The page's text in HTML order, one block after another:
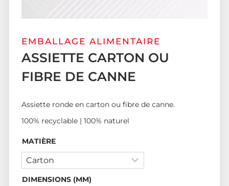
EMBALLAGE ALIMENTAIRE
ASSIETTE CARTON OU
FIBRE DE CANNE
Assiette ronde en carton ou fibre de canne.
100% recyclable | 100% naturel
MATIÈRE
DIMENSIONS (MM)